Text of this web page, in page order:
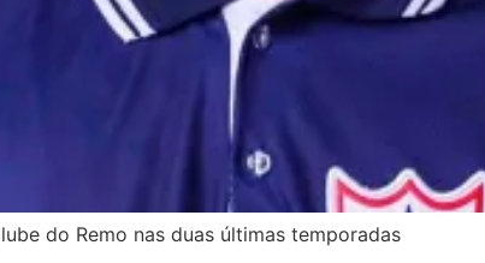
do Remo nas duas últimas temporadas